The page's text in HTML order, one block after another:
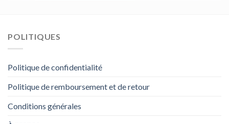
POLITIQUES
Politique de confidentialité
Politique de remboursement et de retour
Conditions générales